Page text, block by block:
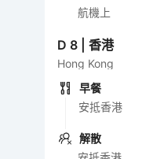
航機上
D 8 |香港
Hong Kong
早餐
安抵香港
解散